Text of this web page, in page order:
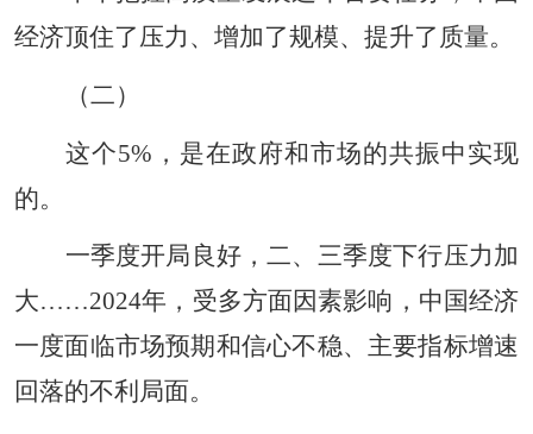
经济顶住了压力、增加了规模、提升了质量。
（二）
这个5%，是在政府和市场的共振中实现
的。
一季度开局良好，二、三季度下行压力加
大……2024年，受多方面因素影响，中国经济
一度面临市场预期和信心不稳、主要指标增速
回落的不利局面。